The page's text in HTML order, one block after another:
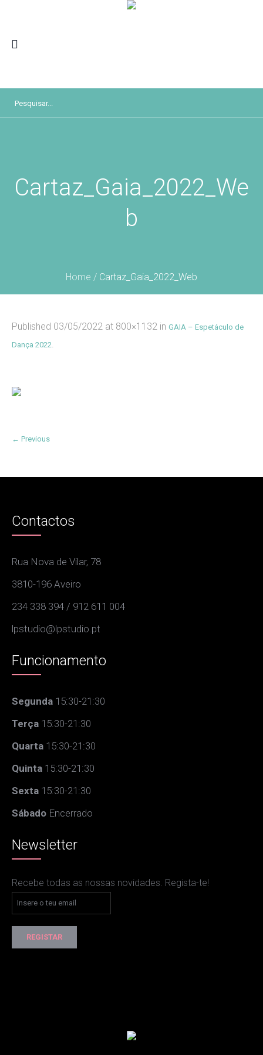
Cartaz_Gaia_2022_We
b
Home / Cartaz_Gaia_2022_Web
Published 03/05/2022 at 800×1132 in GAIA – Espetáculo de
Dança 2022.
← Previous
Contactos
Rua Nova de Vilar, 78
3810-196 Aveiro
234 338 394 / 912 611 004
lpstudio@lpstudio.pt
Funcionamento
Segunda 15:30-21:30
Terça 15:30-21:30
Quarta 15:30-21:30
Quinta 15:30-21:30
Sexta 15:30-21:30
Sábado Encerrado
Newsletter
Recebe todas as nossas novidades. Regista-te!